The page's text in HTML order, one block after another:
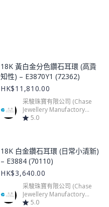
Product Image
18K 黃白金分色鑽石耳環 (高貴
知性) – E3870Y1 (72362)
HK$11,810.00
采駿珠寶有限公司 (Chase
Jewellery Manufactory
Limited)
5.0
Product Image
18K 白金鑽石耳環 (日常小清新)
– E3884 (70110)
HK$3,640.00
采駿珠寶有限公司 (Chase
Jewellery Manufactory
Limited)
5.0